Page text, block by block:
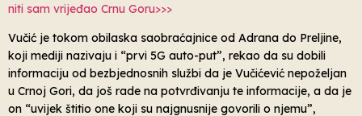
niti sam vrijeđao Crnu Goru>>>
Vučić je tokom obilaska saobraćajnice od Adrana do Preljine,
koji mediji nazivaju i “prvi 5G auto-put”, rekao da su dobili
informaciju od bezbjednosnih službi da je Vučićević nepoželjan
u Crnoj Gori, da još rade na potvrđivanju te informacije, a da je
on “uvijek štitio one koji su najgnusnije govorili o njemu”,